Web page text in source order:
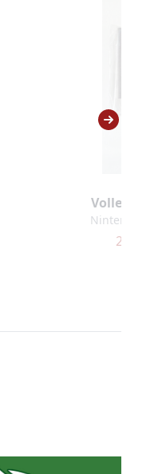
Volley Ball
Nintendo
248 kr –